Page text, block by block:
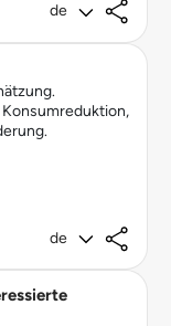
de
de